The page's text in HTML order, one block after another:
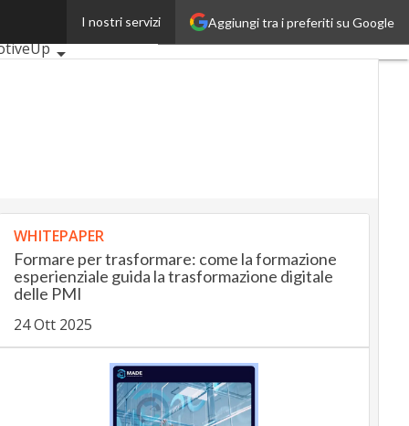
Aggiungi tra i preferiti su Google
I nostri servizi
WHITEPAPER
Formare per trasformare: come la formazione
esperienziale guida la trasformazione digitale
delle PMI
24 Ott 2025